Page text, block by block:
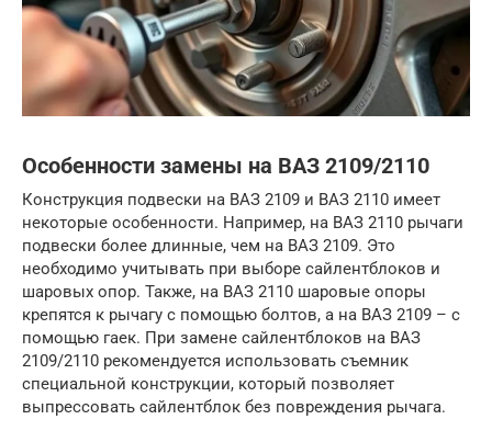
Особенности замены на ВАЗ 2109/2110
Конструкция подвески на ВАЗ 2109 и ВАЗ 2110 имеет
некоторые особенности. Например, на ВАЗ 2110 рычаги
подвески более длинные, чем на ВАЗ 2109. Это
необходимо учитывать при выборе сайлентблоков и
шаровых опор. Также, на ВАЗ 2110 шаровые опоры
крепятся к рычагу с помощью болтов, а на ВАЗ 2109 – с
помощью гаек. При замене сайлентблоков на ВАЗ
2109/2110 рекомендуется использовать съемник
специальной конструкции, который позволяет
выпрессовать сайлентблок без повреждения рычага.